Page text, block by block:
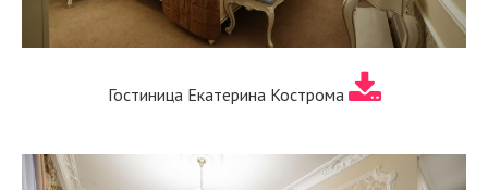
Гостиница Екатерина Кострома